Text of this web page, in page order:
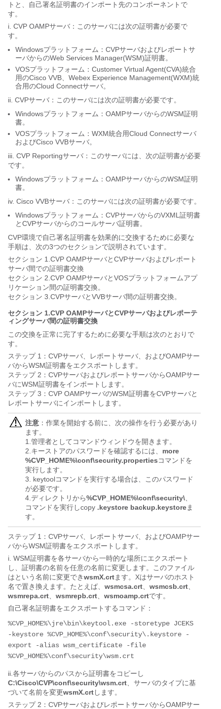
トと、自己署名証明書のインポート先のコンポーネントで
す。
i. CVP OAMPサーバ：このサーバには次の証明書が必要で
す。
Windowsプラットフォーム：CVPサーバおよびレポートサ
ーバからのWeb Services Manager(WSM)証明書。
VOSプラットフォーム：Customer Virtual Agent(CVA)統合
用のCisco VVB、Webex Experience Management(WXM)統
合用のCloud Connectサーバ。
ii. CVPサーバ：このサーバには次の証明書が必要です。
Windowsプラットフォーム：OAMPサーバからのWSM証明
書。
VOSプラットフォーム：WXM統合用Cloud Connectサーバ
およびCisco VVBサーバ。
iii. CVP Reportingサーバ：このサーバには、次の証明書が必要
です。
Windowsプラットフォーム：OAMPサーバからのWSM証明
書。
iv. Cisco VVBサーバ：このサーバには次の証明書が必要です。
Windowsプラットフォーム：CVPサーバからのVXML証明書
とCVPサーバからのコールサーバ証明書。
CVP環境で自己署名証明書を効果的に交換するために必要な
手順は、次の3つのセクションで説明されています。
セクション 1.CVP OAMPサーバとCVPサーバおよびレポート
サーバ間での証明書交換
セクション 2.CVP OAMPサーバとVOSプラットフォームアプ
リケーション間の証明書交換。
セクション 3.CVPサーバとVVBサーバ間の証明書交換。
セクション 1.CVP OAMPサーバとCVPサーバおよびレポーテ
ィングサーバ間の証明書交換
この交換を正常に完了するために必要な手順は次のとおりで
す。
ステップ 1：CVPサーバ、レポートサーバ、およびOAMPサー
バからWSM証明書をエクスポートします。
ステップ 2：CVPサーバおよびレポートサーバからOAMPサー
バにWSM証明書をインポートします。
ステップ 3：CVP OAMPサーバのWSM証明書をCVPサーバと
レポートサーバにインポートします。
注意 ：作業を開始する前に、次の操作を行う必要があり
ます。
1.管理者としてコマンドウィンドウを開きます。
2.キーストアのパスワードを確認するには、 more
%CVP_HOME%\conf\security.propertiesコマンドを
実行します。
3. keytoolコマンドを実行する場合は、このパスワード
が必要です。
4.ディレクトリから%CVP_HOME%\conf\security\、
コマンドを実行しcopy .keystore backup.keystoreま
す。
ステップ 1：CVPサーバ、レポートサーバ、およびOAMPサー
バからWSM証明書をエクスポートします。
i. WSM証明書を各サーバから一時的な場所にエクスポート
し、証明書の名前を任意の名前に変更します。このファイル
はという名前に変更できwsmX.crtます。Xはサーバのホスト
名で置き換えます。たとえば、 wsmcsa.crt、 wsmcsb.crt、
wsmrepa.crt、 wsmrepb.crt、 wsmoamp.crtです。
自己署名証明書をエクスポートするコマンド：
%CVP_HOME%\jre\bin\keytool.exe -storetype JCEKS
-keystore %CVP_HOME%\conf\security\.keystore -
export -alias wsm_certificate -file
ii.各サーバからのパスから証明書をコピーし
C:\Cisco\CVP\conf\security\wsm.crt、サーバのタイプに基
づいて名前を変更wsmX.crtします。
ステップ 2：CVPサーバおよびレポートサーバからOAMPサー